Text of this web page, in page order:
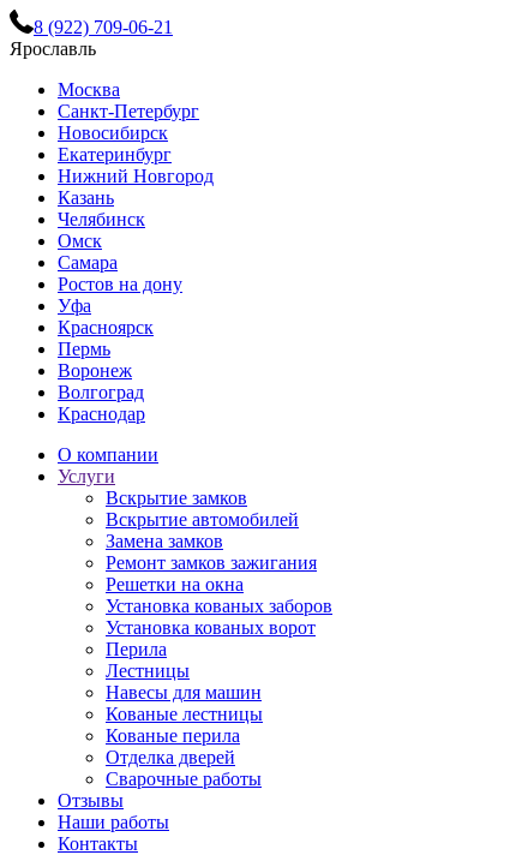
8 (922) 709-06-21
Ярославль
Москва
Санкт-Петербург
Новосибирск
Екатеринбург
Нижний Новгород
Казань
Челябинск
Омск
Самара
Ростов на дону
Уфа
Красноярск
Пермь
Воронеж
Волгоград
Краснодар
О компании
Услуги
Вскрытие замков
Вскрытие автомобилей
Замена замков
Ремонт замков зажигания
Решетки на окна
Установка кованых заборов
Установка кованых ворот
Перила
Лестницы
Навесы для машин
Кованые лестницы
Кованые перила
Отделка дверей
Сварочные работы
Отзывы
Наши работы
Контакты